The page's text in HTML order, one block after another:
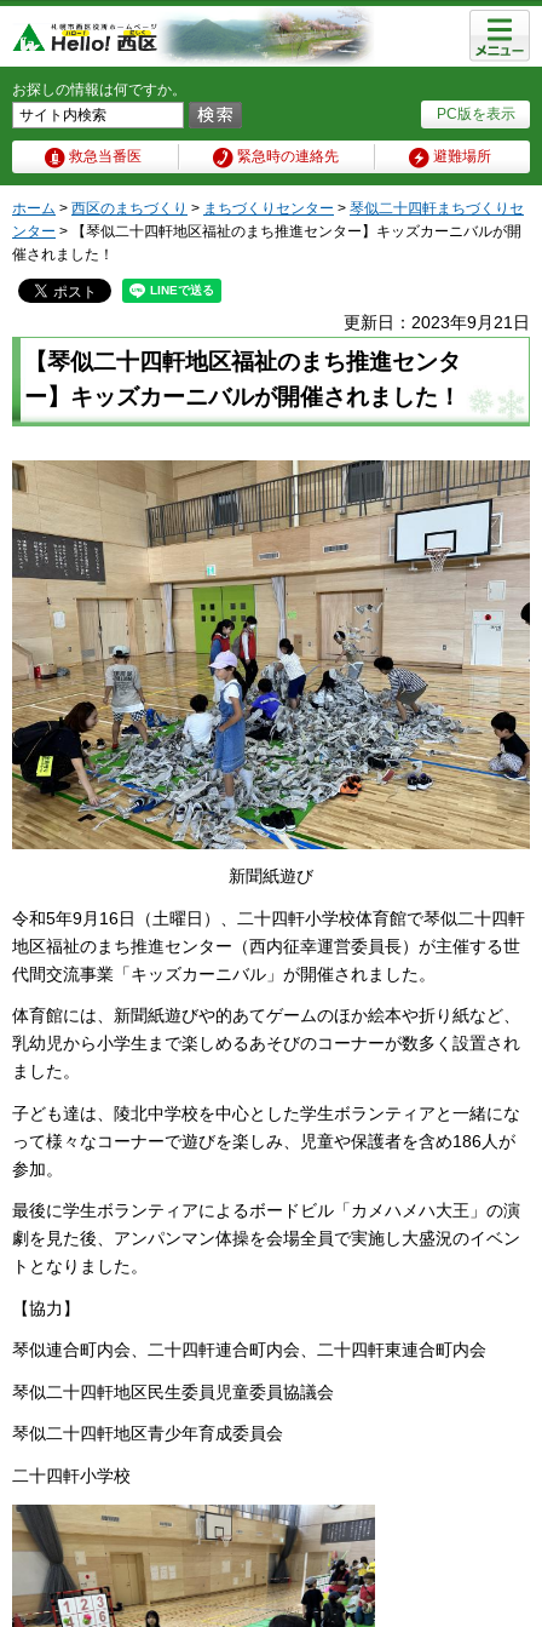
PC版を表示
お探しの情報は何ですか。
救急当番医 緊急時の連絡先 避難場所
メニュ
ー
ホーム > 西区のまちづくり > まちづくりセンター > 琴似二十四軒まちづくりセ
ンター > 【琴似二十四軒地区福祉のまち推進センター】キッズカーニバルが開
催されました！
更新日：2023年9月21日
【琴似二十四軒地区福祉のまち推進センタ
ー】キッズカーニバルが開催されました！
新聞紙遊び
令和5年9月16日（土曜日）、二十四軒小学校体育館で琴似二十四軒
地区福祉のまち推進センター（西内征幸運営委員長）が主催する世
代間交流事業「キッズカーニバル」が開催されました。
体育館には、新聞紙遊びや的あてゲームのほか絵本や折り紙など、
乳幼児から小学生まで楽しめるあそびのコーナーが数多く設置され
ました。
子ども達は、陵北中学校を中心とした学生ボランティアと一緒にな
って様々なコーナーで遊びを楽しみ、児童や保護者を含め186人が
参加。
最後に学生ボランティアによるボードビル「カメハメハ大王」の演
劇を見た後、アンパンマン体操を会場全員で実施し大盛況のイベン
トとなりました。
【協力】
琴似連合町内会、二十四軒連合町内会、二十四軒東連合町内会
琴似二十四軒地区民生委員児童委員協議会
琴似二十四軒地区青少年育成委員会
二十四軒小学校